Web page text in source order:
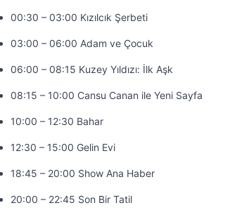
00:30 – 03:00 Kızılcık Şerbeti
03:00 – 06:00 Adam ve Çocuk
06:00 – 08:15 Kuzey Yıldızı: İlk Aşk
08:15 – 10:00 Cansu Canan ile Yeni Sayfa
10:00 – 12:30 Bahar
12:30 – 15:00 Gelin Evi
18:45 – 20:00 Show Ana Haber
20:00 – 22:45 Son Bir Tatil